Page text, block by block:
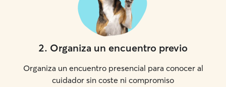
2. Organiza un encuentro previo
Organiza un encuentro presencial para conocer al
cuidador sin coste ni compromiso